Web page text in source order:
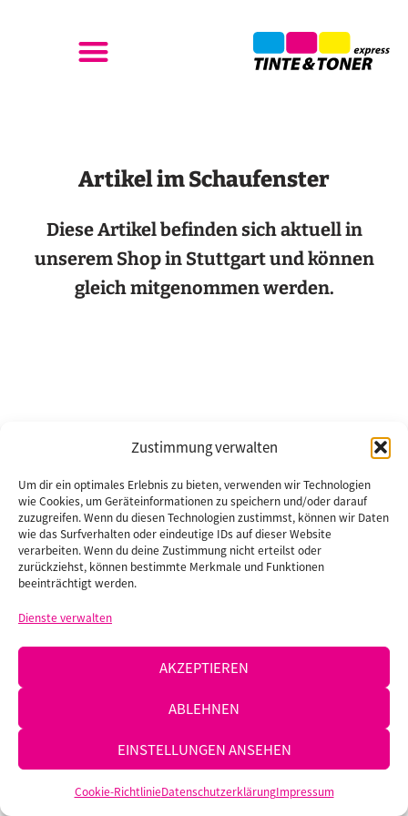
Zustimmung verwalten
Um dir ein optimales Erlebnis zu bieten, verwenden wir Technologien
wie Cookies, um Geräteinformationen zu speichern und/oder darauf
zuzugreifen. Wenn du diesen Technologien zustimmst, können wir Daten
wie das Surfverhalten oder eindeutige IDs auf dieser Website
verarbeiten. Wenn du deine Zustimmung nicht erteilst oder
zurückziehst, können bestimmte Merkmale und Funktionen
beeinträchtigt werden.
Dienste verwalten
AKZEPTIEREN
ABLEHNEN
EINSTELLUNGEN ANSEHEN
Cookie-RichtlinieDatenschutzerklärungImpressum
Artikel im Schaufenster
Diese Artikel befinden sich aktuell in
unserem Shop in Stuttgart und können
gleich mitgenommen werden.
MO - FR 9:30 - 16:00 UHR | SA 9:30 - 14:00 UHR
DATENSCHUTZERKLÄRUNG